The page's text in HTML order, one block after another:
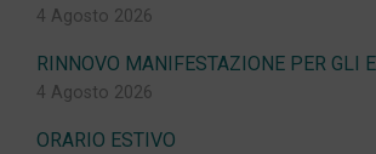
4 Agosto 2026
RINNOVO MANIFESTAZIONE PER GLI
4 Agosto 2026
ORARIO ESTIVO